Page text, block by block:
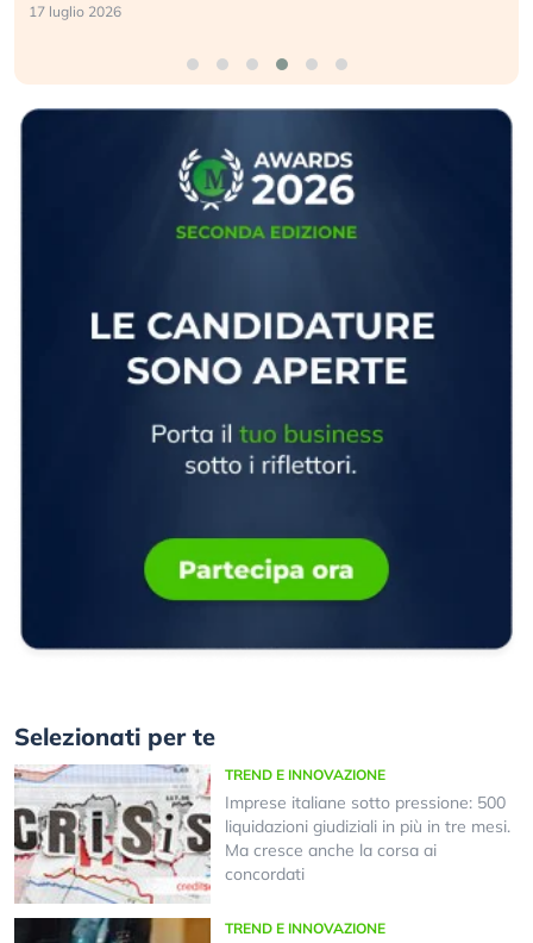
9 luglio 2026
Selezionati per te
TREND E INNOVAZIONE
Imprese italiane sotto pressione: 500
liquidazioni giudiziali in più in tre mesi.
Ma cresce anche la corsa ai
concordati
TREND E INNOVAZIONE